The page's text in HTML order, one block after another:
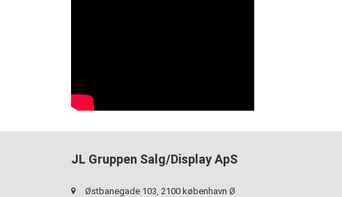
JL Gruppen Salg/Display ApS
Østbanegade 103, 2100 københavn Ø